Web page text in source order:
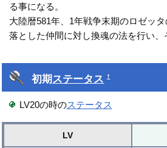
る事になる。
大陸暦581年、1年戦争末期のロゼッ
落とした仲間に対し換魂の法を行い、
初期ステータス †
LV20の時のステータス
LV